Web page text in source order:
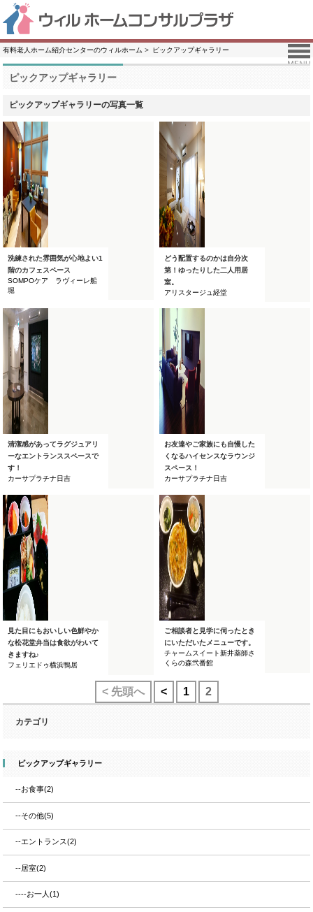
有料老人ホーム紹介センターのウィルホーム ピックアップギャラリー
ピックアップギャラリー
ピックアップギャラリーの写真一覧
洗練された雰囲気が心地よい1
階のカフェスペース
SOMPOケア ラヴィーレ船
堀
どう配置するのかは自分次
第！ゆったりした二人用居
室。
アリスタージュ経堂
清潔感があってラグジュアリ
ーなエントランススペースで
す！
カーサプラチナ日吉
お友達やご家族にも自慢した
くなるハイセンスなラウンジ
スペース！
カーサプラチナ日吉
見た目にもおいしい色鮮やか
な松花堂弁当は食欲がわいて
きますね♪
フェリエドゥ横浜鴨居
ご相談者と見学に伺ったとき
にいただいたメニューです。
チャームスイート新井薬師さ
くらの森弐番館
< 先頭へ < 1 2
カテゴリ
ピックアップギャラリー
--お食事(2)
--その他(5)
--エントランス(2)
--居室(2)
----お一人(1)